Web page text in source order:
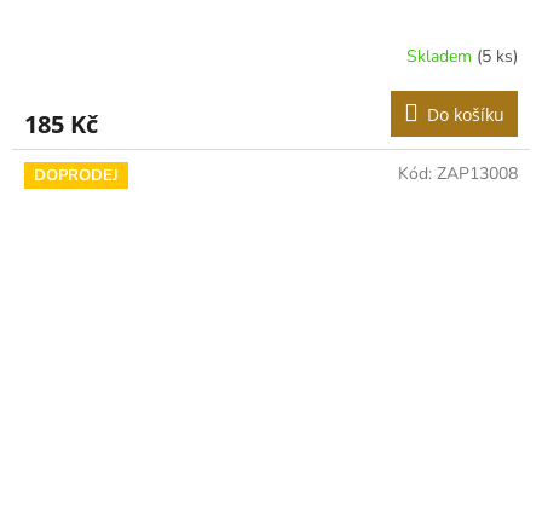
Skladem (5 ks)
185 Kč Do košíku
DOPRODEJ Kód: ZAP13008